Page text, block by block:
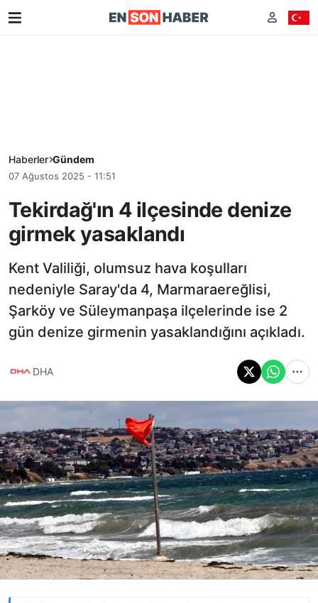
Haberler Gündem
07 Ağustos 2025 - 11:51
Tekirdağ'ın 4 ilçesinde denize
girmek yasaklandı
Kent Valiliği, olumsuz hava koşulları
nedeniyle Saray'da 4, Marmaraereğlisi,
Şarköy ve Süleymanpaşa ilçelerinde ise 2
gün denize girmenin yasaklandığını açıkladı.
DHA